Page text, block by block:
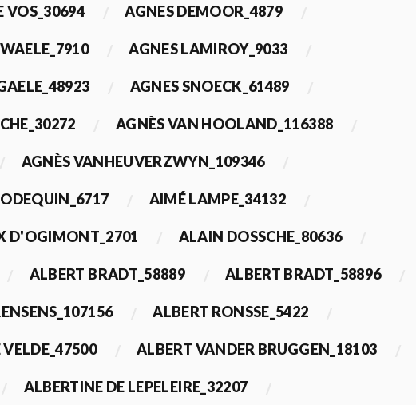
VOS_30694 AGNES DEMOOR_4879
AGNES LAMIROY_9033
AGNES SNOECK_61489
AGNÈS VAN HOOLAND_116388
AGNÈS VANHEUVERZWYN_109346
AIMÉ LAMPE_34132
D'OGIMONT_2701 ALAIN DOSSCHE_80636
ALBERT BRADT_58889 ALBERT BRADT_58896
ALBERT RONSSE_5422
ALBERT VANDER BRUGGEN_18103
ALBERTINE DE LEPELEIRE_32207